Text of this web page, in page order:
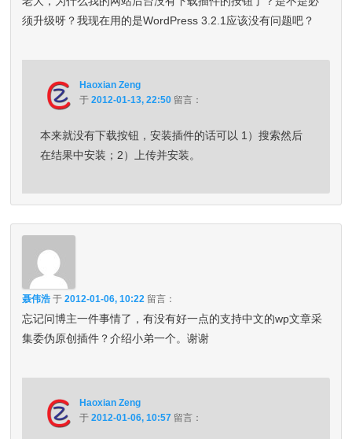
须升级呀？我现在用的是WordPress 3.2.1应该没有问题吧？
Haoxian Zeng
于2012-01-13, 22:50 留言：
本来就没有下载按钮，安装插件的话可以 1）搜索然后
在结果中安装；2）上传并安装。
聂伟浩 于2012-01-06, 10:22 留言：
忘记问博主一件事情了，有没有好一点的支持中文的wp文章采
集委伪原创插件？介绍小弟一个。谢谢
Haoxian Zeng
于2012-01-06, 10:57 留言：